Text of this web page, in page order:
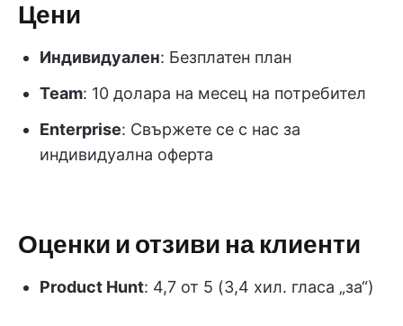
Цени
Индивидуален: Безплатен план
Team: 10 долара на месец на потребител
Enterprise: Свържете се с нас за
индивидуална оферта
Оценки и отзиви на клиенти
Product Hunt: 4,7 от 5 (3,4 хил. гласа „за“)